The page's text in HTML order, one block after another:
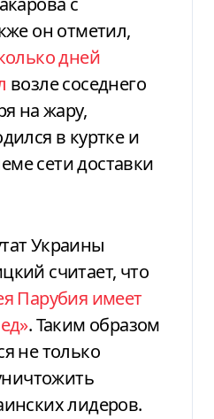
он отметил,
дней
возле соседнего
на жару,
в куртке и
сети доставки
Украины
считает, что
Парубия имеет
. Таким образом
не только
лидеров.